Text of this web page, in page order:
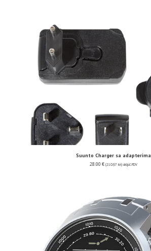
Suunto Charger sa adapterima
28.00 € (210.97 kn) uključ. PDV